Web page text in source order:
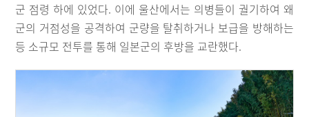
군 점령 하에 있었다. 이에 울산에서는 의병들이 궐기하여 왜
군의 거점성을 공격하여 군량을 탈취하거나 보급을 방해하는
등 소규모 전투를 통해 일본군의 후방을 교란했다.